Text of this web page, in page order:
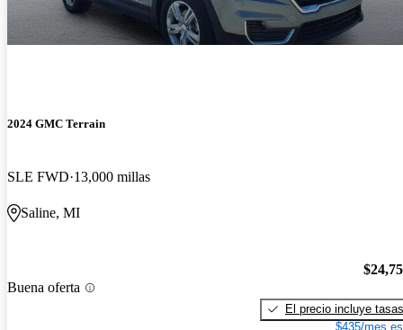
2024 GMC Terrain
SLE FWD 13,000 millas
Saline, MI
Buena oferta
El precio incluye tasas
$435/mes